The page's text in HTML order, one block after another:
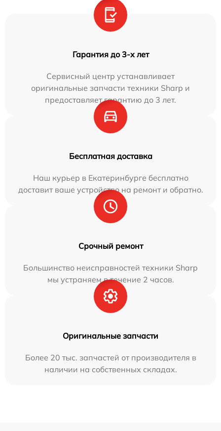
Гарантия до 3-х лет
Сервисный центр устанавливает
оригинальные запчасти техники Sharp и
предоставляет гарантию до 3 лет.
Бесплатная доставка
Наш курьер в Екатеринбурге бесплатно
доставит ваше устройство на ремонт и обратно.
Срочный ремонт
Большинство неисправностей техники Sharp
мы устраняем в течение 2 часов.
Оригинальные запчасти
Более 20 тыс. запчастей от производителя в
наличии на собственных складах.